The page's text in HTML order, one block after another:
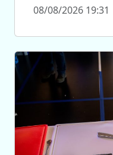
08/08/2026 19:31